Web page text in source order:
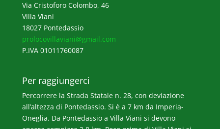
Via Cristoforo Colombo, 46
Villa Viani
18027 Pontedassio
prolocovillaviani@gmail.com
P.IVA 01011760087
Per raggiungerci
Percorrere la Strada Statale n. 28, con deviazione
all’altezza di Pontedassio. Si è a 7 km da Imperia-
Oneglia. Da Pontedassio a Villa Viani si devono